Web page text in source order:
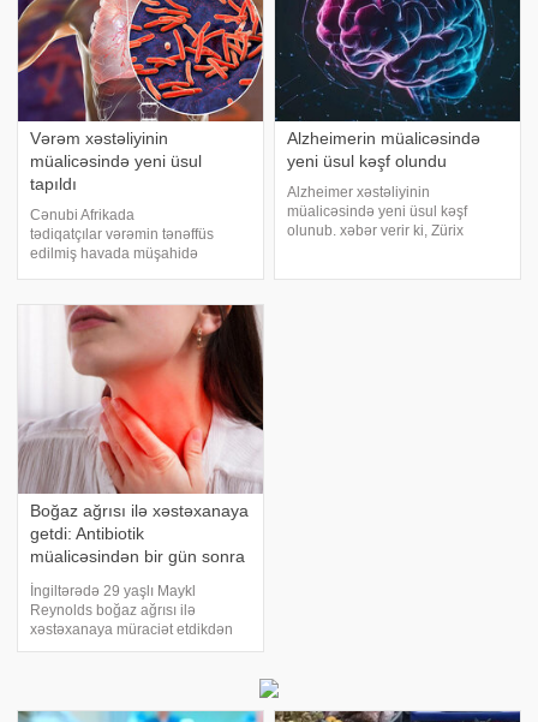
Vərəm xəstəliyinin
müalicəsində yeni üsul
tapıldı
Cənubi Afrikada
tədiqatçılar vərəmin tənəffüs
edilmiş havada müşahidə
Infectious Diseases" jurnalında
dərc olunan nəticələr göstərir ki,
yeni metod ilki
Alzheimerin müalicəsində
yeni üsul kəşf olundu
Alzheimer xəstəliyinin
müalicəsində yeni üsul kəşf
olunub. xəbər verir ki, Zürix
Boğaz ağrısı ilə xəstəxanaya
getdi: Antibiotik
müalicəsindən bir gün sonra
öldü
İngiltərədə 29 yaşlı Maykl
Reynolds boğaz ağrısı ilə
xəstəxanaya müraciət etdikdən
sonra dünyasını dəyişib. xarici